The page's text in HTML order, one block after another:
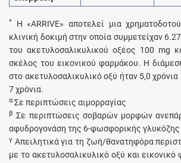
*
Η «ARRIVE» αποτελεί μια
κλινική δοκιμή στην οποία συμμετείχαν
του ακετυλοσαλικυλικού οξέος 100 mg
σκέλος του εικονικού φαρμάκου. Η
στο ακετυλοσαλικυλικό οξύ ήταν 5,0
7 χρόνια.
α Σε περιπτώσεις αιμορραγίας
β Σε περιπτώσεις σοβαρών μορφών
αφυδρογονάση της 6-φωσφορικής γλυκόζης
γ Απειλητικά για τη ζωή/θανατηφόρα
με το ακετυλοσαλικυλικό οξύ και εικονικό